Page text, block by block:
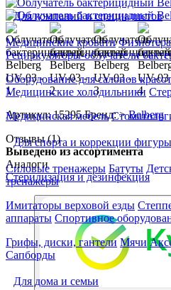
Для компаний и специалистов
Медицинские кровати
Рециркуляторы-облучатели
Оборудование для салонов
Медицинские холодильники
Медицинская мебель
Для спорта и коррекции фигуры
Силовые тренажеры Батуты
тренажеры
Имитаторы верховой езды
аппараты Спортивное
Грифы, диски, гантели Мячи
Сапборды
Для дома и семьи
Артикул: 15295 Бренд: >Belberg
Отзывы (1)
Выведено из ассортимента
Аналоги
Стерилизация и дезинфекция